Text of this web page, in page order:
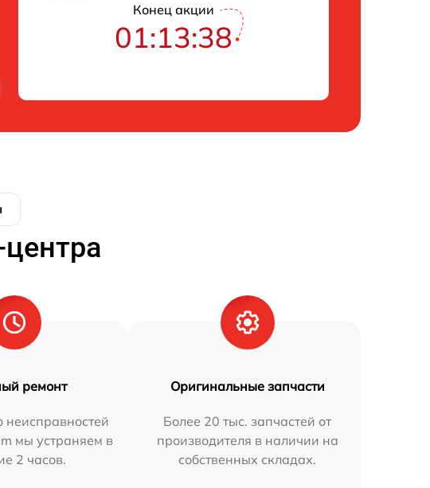
Конец акции
01:13:37
ремонт
неисправностей
мы устраняем в
2 часов.
Оригинальные запчасти
Более 20 тыс. запчастей от
производителя в наличии на
собственных складах.